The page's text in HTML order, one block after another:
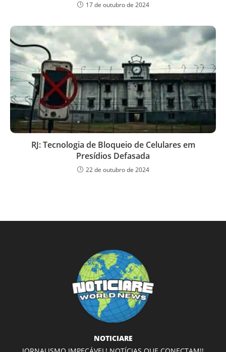
17 de outubro de 2024
RJ: Tecnologia de Bloqueio de Celulares em
Presídios Defasada
22 de outubro de 2024
NOTICIARE